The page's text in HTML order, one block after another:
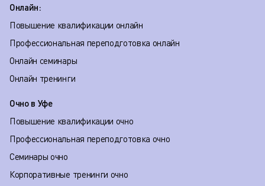
Онлайн:
Повышение квалификации онлайн
Профессиональная переподготовка онлайн
Онлайн семинары
Онлайн тренинги
Очно в Уфе
Повышение квалификации очно
Профессиональная переподготовка очно
Семинары очно
Корпоративные тренинги очно